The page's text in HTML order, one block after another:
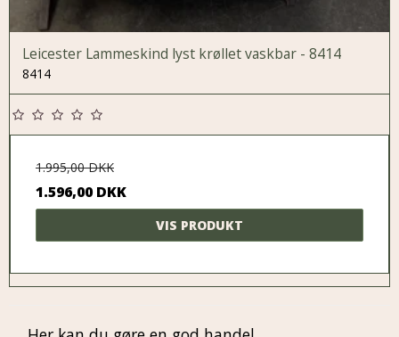
Leicester Lammeskind lyst krøllet vaskbar - 8414
8414
1.995,00 DKK
1.596,00 DKK
VIS PRODUKT